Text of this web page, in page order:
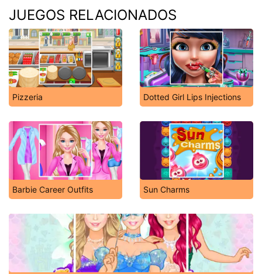
JUEGOS RELACIONADOS
Pizzeria Dotted Girl Lips Injections
Barbie Career Outfits Sun Charms